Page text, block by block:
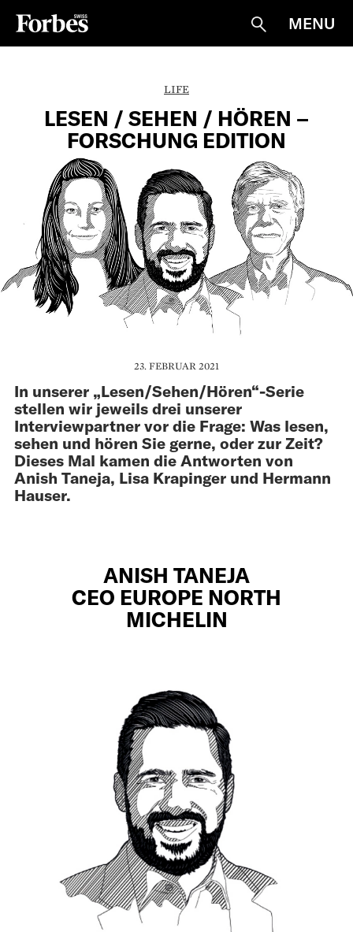
Suche
MENU
LIFE
LESEN / SEHEN / HÖREN –
FORSCHUNG EDITION
23. FEBRUAR 2021
In unserer „Lesen/Sehen/Hören“-Serie
stellen wir jeweils drei unserer
Interviewpartner vor die Frage: Was lesen,
sehen und hören Sie gerne, oder zur Zeit?
Dieses Mal kamen die Antworten von
Anish Taneja, Lisa Krapinger und Hermann
Hauser.
ANISH TANEJA
CEO EUROPE NORTH
MICHELIN